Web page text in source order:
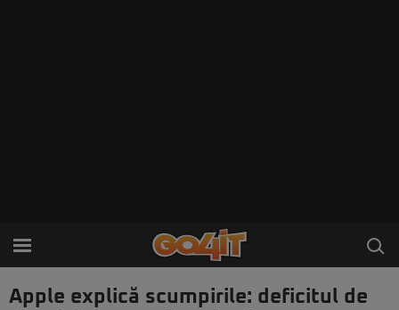
Apple explică scumpirile: deficitul de